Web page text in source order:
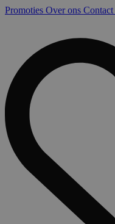
Promoties Over ons Contact